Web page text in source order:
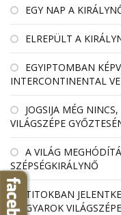
EGY NAP A
ELREPÜLT A
EGYIPTOMBAN
INTERCONTINENTAL
JOGSIJA MÉG
VILÁGSZÉPE
A VILÁG
SZÉPSÉGKIRÁLYNŐ
TITOKBAN
MAGYAROK